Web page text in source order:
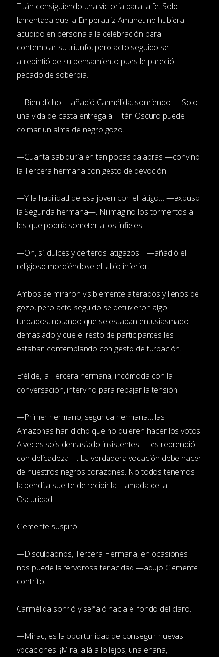
Titán consiguiendo una victoria para la fe. Solo
lamentaba que la Emperatriz Amunet no hubiera
acudido en persona a la celebración para
contemplar su triunfo, pero acto seguido se
arrepintió de su pensamiento pues le pareció
pecado de soberbia.
—Bien dicho —añadió Carmélida, sonriendo—. Solo
una vida de casta entrega al Titán Oscuro puede
colmar un alma de negro gozo.
—Cuanta sabiduría en tan pocas palabras —convino
la Tercera hermana con gesto de devoción.
—Y la habilidad de esa joven con el látigo… —expuso
la Segunda hermana—. Ni imagino los tormentos a
los que podría someter a los infieles…
—Oh, sí, dulces y certeros latigazos… —añadió el
religioso mordiéndose el labio inferior.
Ambos se miraron visiblemente alterados y llenos de
gozo, pero acto seguido se detuvieron algo
turbados, notando que se estaban entusiasmado
demasiado y que el resto de participantes les
estaban contemplando con gesto de turbación.
Efélide, la Tercera hermana, incómoda con la
conversación, intervino para rebajar la tensión:
—Primer hermano, segunda hermana… las
Amazonas han dicho que no quieren hacer los votos.
A veces sois demasiado insistentes —les reprendió
con delicadeza—. La verdadera vocación debe nacer
de nuestros negros corazones. No todos tenemos
la bendita suerte de recibir la Llamada de la
Oscuridad.
Clemente suspiró.
—Disculpadnos, Tercera Hermana, en ocasiones
nos puede la fervorosa tenacidad —adujo Clemente
contrito.
Carmélida sonrió y señaló hacia el fondo del claro.
—Mirad, es la oportunidad de conseguir nuevas
vocaciones. ¡Mira, allá a lo lejos, una enana,